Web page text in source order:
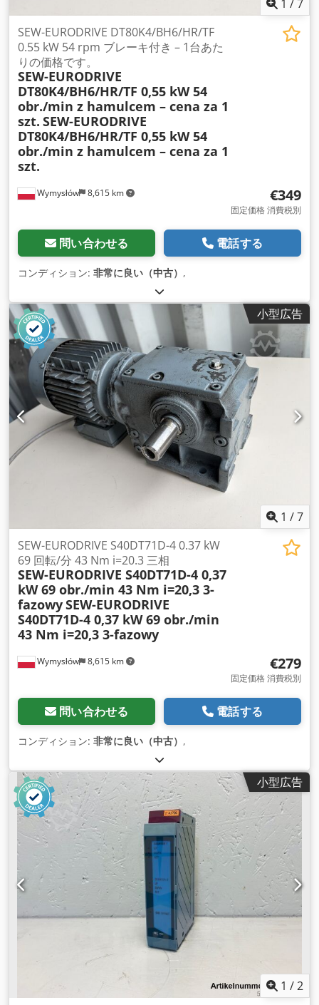
1 / 7
Wymysłów 8,615 km
SEW-EURODRIVE DT80K4/BH6/HR/TF
0.55 kW 54 rpm ブレーキ付き – 1台あた
りの価格です。
SEW-EURODRIVE
DT80K4/BH6/HR/TF 0,55 kW 54
obr./min z hamulcem – cena za 1
szt. SEW-EURODRIVE
DT80K4/BH6/HR/TF 0,55 kW 54
obr./min z hamulcem – cena za 1
szt.
€349
固定価格 消費税別
問い合わせる 電話する
コンディション: 非常に良い（中古） ,
小型広告
1 /7
Wymysłów 8,615 km
SEW-EURODRIVE S40DT71D-4 0.37 kW
69 回転/分 43 Nm i=20.3 三相
SEW-EURODRIVE S40DT71D-4 0,37
kW 69 obr./min 43 Nm i=20,3 3-
fazowySEW-EURODRIVE
S40DT71D-4 0,37 kW 69 obr./min
43 Nm i=20,3 3-fazowy
€279
固定価格 消費税別
問い合わせる 電話する
コンディション: 非常に良い（中古） ,
小型広告
1 /2